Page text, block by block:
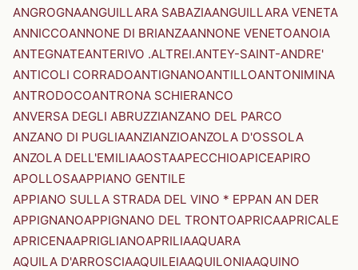
ANGROGNAANGUILLARA SABAZIAANGUILLARA VENETA
ANNICCOANNONE DI BRIANZAANNONE VENETOANOIA
ANTEGNATEANTERIVO .ALTREI.ANTEY-SAINT-ANDRE'
ANTICOLI CORRADOANTIGNANOANTILLOANTONIMINA
ANTRODOCOANTRONA SCHIERANCO
ANVERSA DEGLI ABRUZZIANZANO DEL PARCO
ANZANO DI PUGLIAANZIANZIOANZOLA D'OSSOLA
ANZOLA DELL'EMILIAAOSTAAPECCHIOAPICEAPIRO
APOLLOSAAPPIANO GENTILE
APPIANO SULLA STRADA DEL VINO * EPPAN AN DER
APPIGNANOAPPIGNANO DEL TRONTOAPRICAAPRICALE
APRICENAAPRIGLIANOAPRILIAAQUARA
AQUILA D'ARROSCIAAQUILEIAAQUILONIAAQUINO